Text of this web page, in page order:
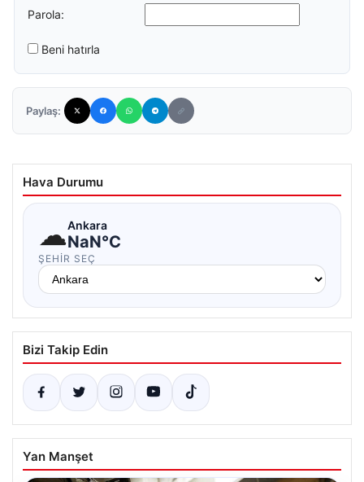
Parola:
Beni hatırla
Paylaş:
Hava Durumu
☁Ankara
NaN°C
ŞEHIR SEÇ
Bizi Takip Edin
Yan Manşet